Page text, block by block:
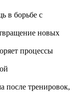
в борьбе с
новых
процессы
после тренировок,